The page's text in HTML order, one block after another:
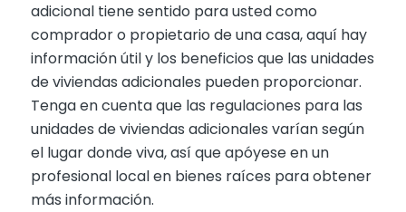
adicional tiene sentido para usted como
comprador o propietario de una casa, aquí hay
información útil y los beneficios que las unidades
de viviendas adicionales pueden proporcionar.
Tenga en cuenta que las regulaciones para las
unidades de viviendas adicionales varían según
el lugar donde viva, así que apóyese en un
profesional local en bienes raíces para obtener
más información.